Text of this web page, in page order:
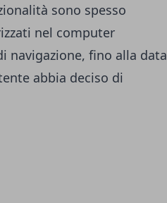
sono spesso
nel computer
navigazione, fino alla data
abbia deciso di